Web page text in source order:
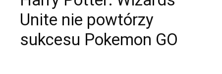
Unite nie powtórzy
sukcesu Pokemon GO